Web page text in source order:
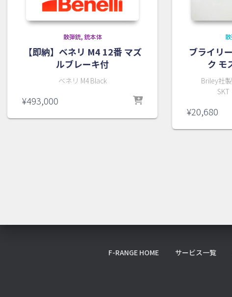
散弾銃 銃本体
【即納】ベネリ M4 12番 マズ
ルブレーキ付
ベネリ M4 Black
¥493,000
ブライリ
ク モ
Briley社
SKT
¥20,680
F-RANGE HOME サービス一覧